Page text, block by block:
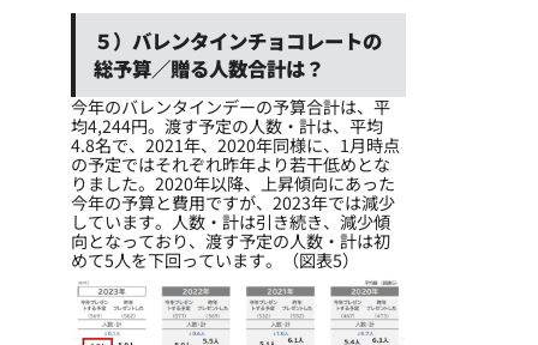
５）バレンタインチョコレートの
総予算／贈る人数合計は？
今年のバレンタインデーの予算合計は、平
均4,244円。渡す予定の人数・計は、平均
4.8名で、2021年、2020年同様に、1月時点
の予定ではそれぞれ昨年より若干低めとな
りました。2020年以降、上昇傾向にあった
今年の予算と費用ですが、2023年では減少
しています。人数・計は引き続き、減少傾
向となっており、渡す予定の人数・計は初
めて5人を下回っています。（図表5）